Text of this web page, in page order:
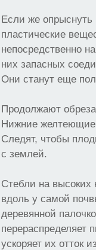
Если же опрыснуть
пластические
непосредственно
них запасных
Они станут еще
Продолжают
Нижние желтеющие
Следят, чтобы
с землей.
Стебли на высоких
вдоль у самой
деревянной
перераспределяет
ускоряет их отток